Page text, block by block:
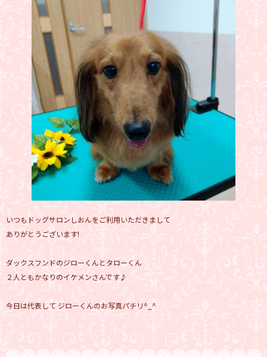
いつもドッグサロンしおんをご利用いただきまして
ありがとうございます!
ダックスフンドのジローくんとタローくん
２人ともかなりのイケメンさんです♪
今日は代表して ジローくんのお写真パチリ^_^